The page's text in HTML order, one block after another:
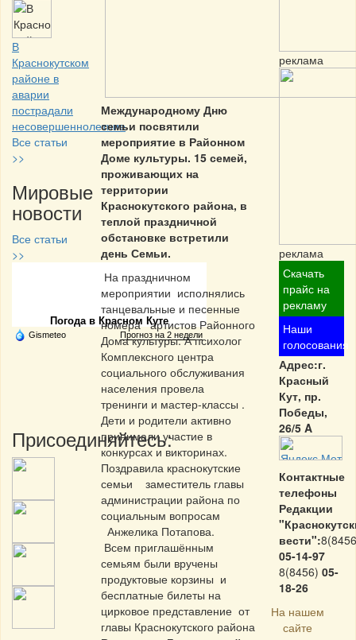
В
Краснокутском
районе в
аварии
пострадали
несовершеннолетние
Все статьи
>>
Мировые
новости
Все статьи
>>
Частная реклама
Погода в Красном Куте
Gismeteo Прогноз на 2 недели
Присоединяйтесь:
Международному Дню
семьи посвятили
мероприятие в Районном
Доме культуры. 15 семей,
проживающих на
территории
Краснокутского района, в
теплой праздничной
обстановке встретили
день Семьи.
На праздничном
мероприятии исполнялись
танцевальные и песенные
номера артистов Районного
Дома культуры. А психолог
Комплексного центра
социального обслуживания
населения провела
тренинги и мастер-классы .
Дети и родители активно
принимали участие в
конкурсах и викторинах.
Поздравила краснокутские
семьи заместитель главы
администрации района по
социальным вопросам
Анжелика Потапова.
Всем приглашённым
семьям были вручены
продуктовые корзины и
бесплатные билеты на
цирковое представление от
главы Краснокутского района
реклама
реклама
Скачать
прайс на
рекламу
Наши
голосования
Адрес:г.
Красный
Кут, пр.
Победы,
26/5 A
Контактные
телефоны
Редакции
вести":
05-14-97
8(8456) 05-
18-26
На нашем
сайте